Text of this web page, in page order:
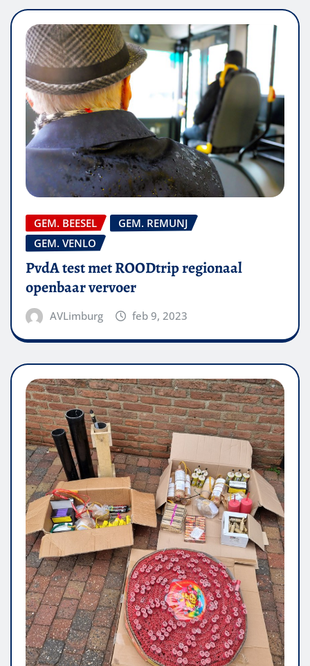
GEM. BEESEL
GEM. REMUNJ
GEM. VENLO
PvdA test met ROODtrip regionaal
openbaar vervoer
AVLimburg feb 9, 2023